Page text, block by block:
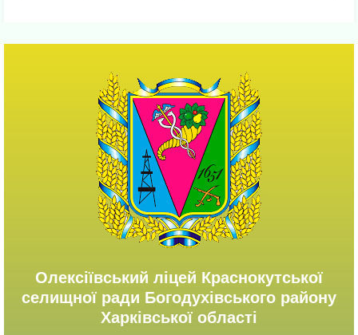
Олексіївський ліцей Краснокутської
селищної ради Богодухівського району
Харківської області